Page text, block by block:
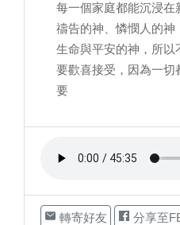
每一個家庭都能沉浸在
禱告的神、憐憫人的
生命與平安的神，所
要歡喜接受，因為一切
要
轉寄好友 分享至